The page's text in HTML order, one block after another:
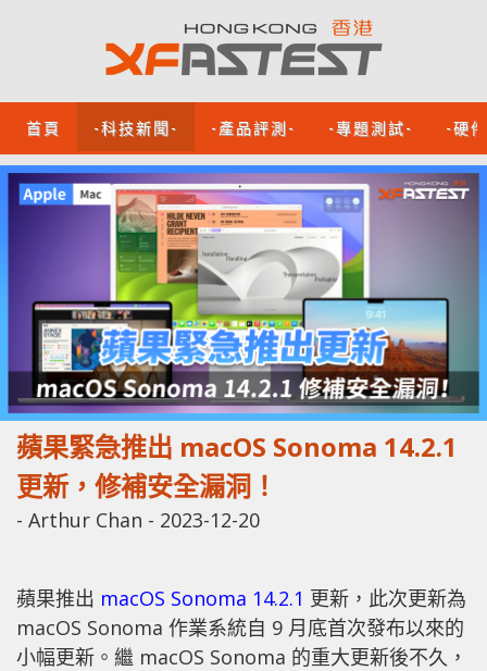
首頁 -科技新聞- -產品評測- -專題測試- -硬
蘋果緊急推出 macOS Sonoma 14.2.1
更新，修補安全漏洞！
- Arthur Chan - 2023-12-20
蘋果推出 macOS Sonoma 14.2.1 更新，此次更新為
macOS Sonoma 作業系統自 9 月底首次發布以來的
小幅更新。繼 macOS Sonoma 的重大更新後不久，